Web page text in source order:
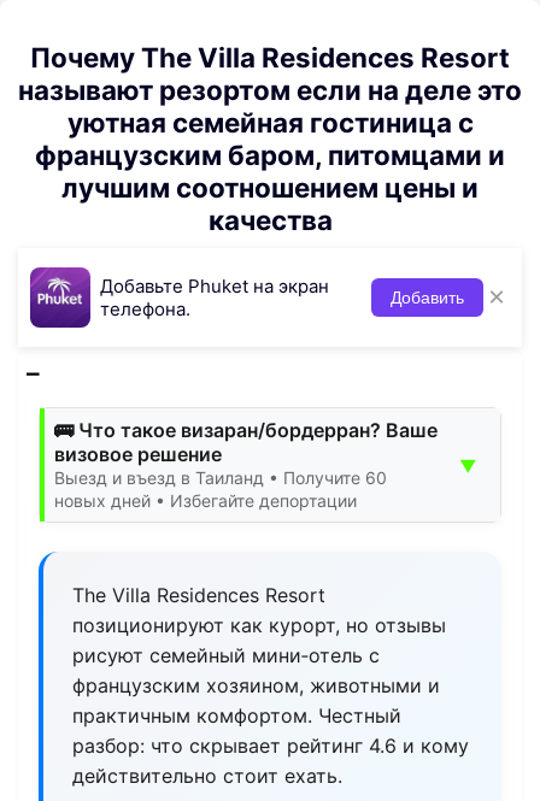
Почему The Villa Residences Resort
называют резортом если на деле это
уютная семейная гостиница с
французским баром, питомцами и
лучшим соотношением цены и
качества
Добавьте Phuket на экран
телефона.
Добавить ×
🚌 Что такое визаран/бордерран? Ваше
визовое решение
Выезд и въезд в Таиланд • Получите 60
новых дней • Избегайте депортации
▼
The Villa Residences Resort
позиционируют как курорт, но отзывы
рисуют семейный мини‑отель с
французским хозяином, животными и
практичным комфортом. Честный
разбор: что скрывает рейтинг 4.6 и кому
действительно стоит ехать.